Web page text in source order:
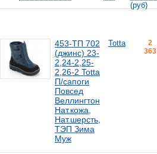
(руб)
453-ТП 702
(джинс) 23-
2,24-2,25-
2,26-2 Totta
П/сапоги
Повсед
Веллингтон
Нат.кожа,
Нат.шерсть,
ТЭП Зима
Муж
Totta
2
363